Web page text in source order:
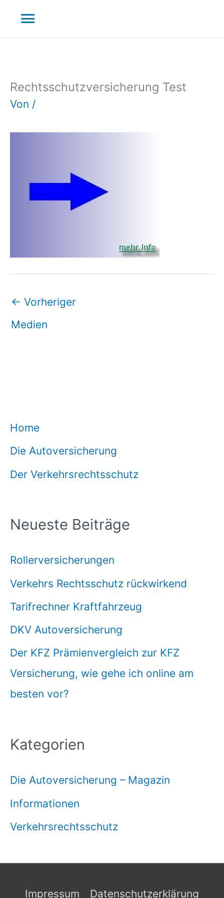
Inhalt
springen
Hauptmenü
Rechtsschutzversicherung Test
Von /
← Vorheriger
Medien
Home
Die Autoversicherung
Der Verkehrsrechtsschutz
Neueste Beiträge
Rollerversicherungen
Verkehrs Rechtsschutz rückwirkend
Tarifrechner Kraftfahrzeug
DKV Autoversicherung
Der KFZ Prämienvergleich zur KFZ
Versicherung, wie gehe ich online am
besten vor?
Kategorien
Die Autoversicherung – Magazin
Informationen
Verkehrsrechtsschutz
Impressum Datenschutzerklärung